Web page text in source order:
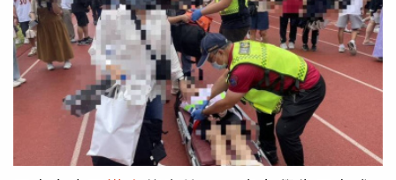
輕便拖鞋現身社區大門，根據近期實價登錄，該處房價每坪
110萬，粗估新家約台幣7000萬。（圖／本刊攝影組）再度
入厝的阿翔，這次的新家同樣位於松山區明星學區，距離以
往的舊家不遠。而根據最近幾筆交易紀錄實價登錄，該處房
價每坪110萬，粗估他的新家總價將近台幣7000萬，也反映
其近年來的收入與資產累積成果。阿翔去年底出席同一公益
活動時，被問粿粿婚內出軌王子一事，表情尷尬。（圖／報
系資料照）此外，2019年和謝忻爆出不倫戀的阿翔，去年
災或重大事件發生時，總能即時提供協助，將關懷傳遞至社
會各個角落，也讓城市更顯溫暖。佛光山台南區總住持滿舟
法師表示，感謝台南市政府提供場地，讓活動得以連續三年
舉辦，象徵將「清淨」的精神從寺院延伸至社會，打造充滿
愛與信仰的公共空間。市府官員提到，佛光山南台別院長年
推動心靈教育與公益關懷，此次活動融合宗教儀式與藝文創
作，讓民眾在莊嚴的浴佛過程中沉澱心靈，也透過繪畫創作
展現童趣與創意，為城市注入更多溫暖與祝福。此外，現場